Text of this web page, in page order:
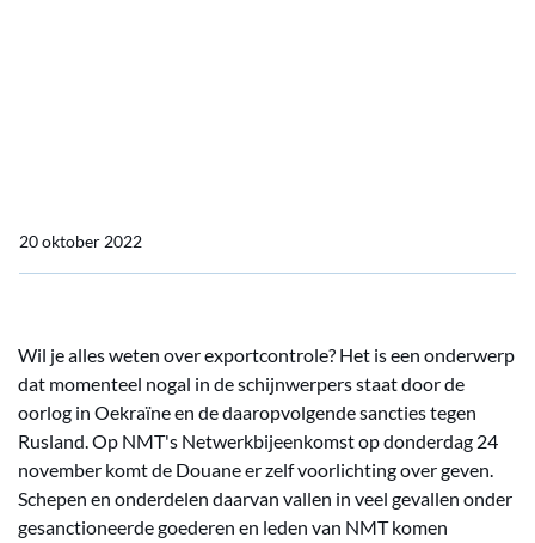
20 oktober 2022
Wil je alles weten over exportcontrole? Het is een onderwerp
dat momenteel nogal in de schijnwerpers staat door de
oorlog in Oekraïne en de daaropvolgende sancties tegen
Rusland. Op NMT's Netwerkbijeenkomst op donderdag 24
november komt de Douane er zelf voorlichting over geven.
Schepen en onderdelen daarvan vallen in veel gevallen onder
gesanctioneerde goederen en leden van NMT komen